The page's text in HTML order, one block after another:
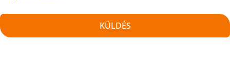
KÜLDÉS